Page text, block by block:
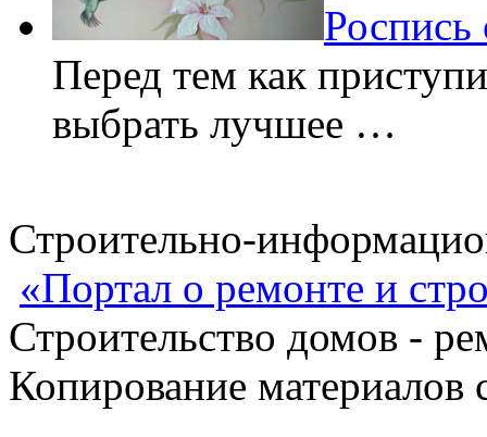
Роспись
Перед тем как
выбрать лучшее …
Строительно-
«Портал о ремонте и
Строительство домов -
Копирование материалов